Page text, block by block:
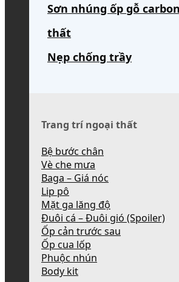
Sơn nhúng ốp gỗ
thất
Nẹp chống trầy
Trang trí ngoại thất
Bệ bước chân
Vè che mưa
Baga – Giá nóc
Lip pô
Mặt ga lăng độ
Đuôi cá – Đuôi gió (Spoiler)
Ốp cản trước sau
Ốp cua lốp
Phuộc nhún
Body kit